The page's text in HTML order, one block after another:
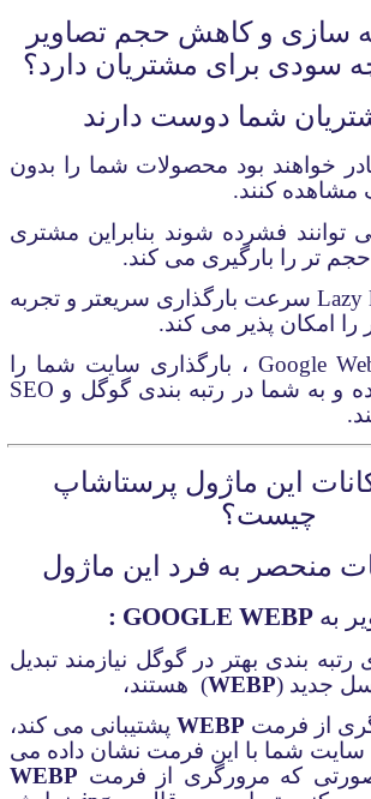
شما دوست دارند
خواهند بود محصولات شما را بدون
مشاهده کنند.
توانند فشرده شوند بنابراین مشتری
تر را بارگیری می کند.
Lazy سرعت بارگذاری سریعتر و تجربه
را امکان پذیر می کند.
Google، بارگذاری سایت شما را
و به شما در رتبه بندی گوگل و SEO
منحصر به فرد این ماژول
به GOOGLE WEBP
:
رتبه بندی بهتر در گوگل نیازمند تبدیل
جدید (WEBP
) هستند،
از فرمت WEBP پشتیبانی می کند،
سایت شما با این فرمت نشان داده می
که مرورگری از فرمت WEBP